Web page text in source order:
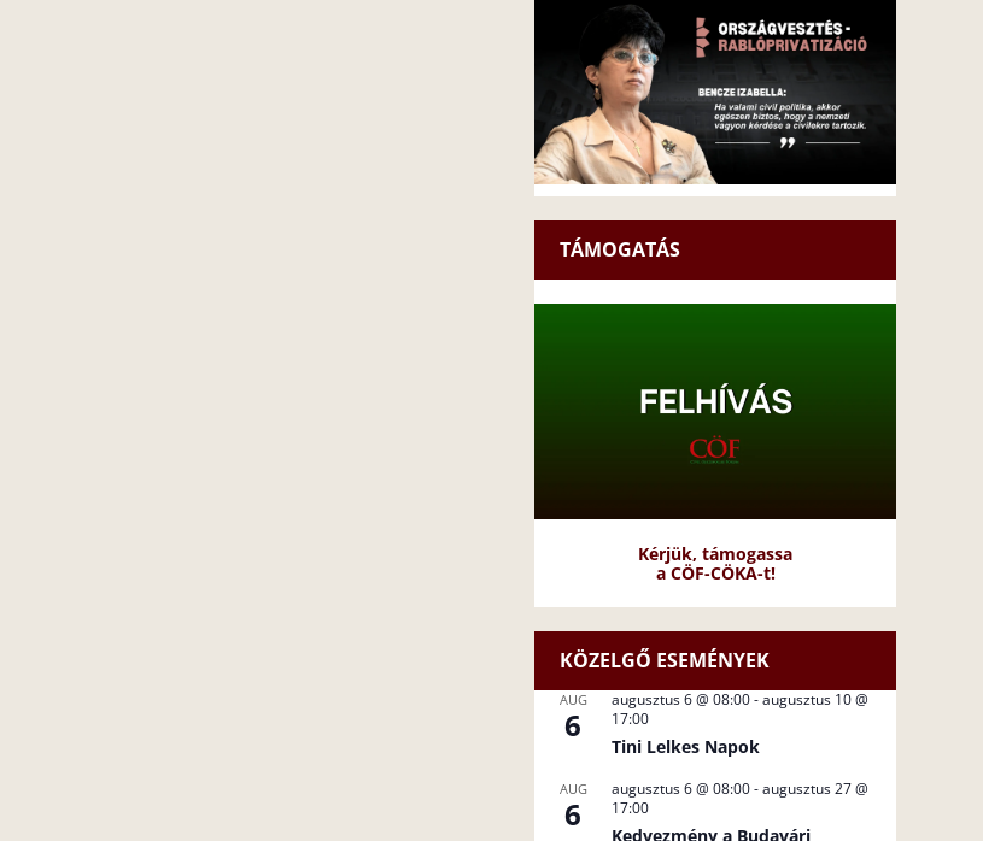
TÁMOGATÁS
Kérjük, támogassa
a CÖF-CÖKA-t!
KÖZELGŐ ESEMÉNYEK
AUG
6
augusztus 6 @ 08:00-augusztus 10 @
17:00
Tini Lelkes Napok
AUG
6
augusztus 6 @ 08:00-augusztus 27 @
17:00
Kedvezmény a Budavári